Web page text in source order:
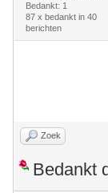
Bedankt: 1
87 x bedankt in 40
berichten
Zoek
Bedankt